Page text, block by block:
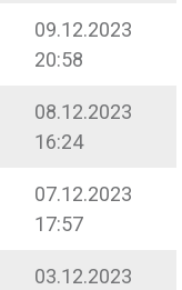
09.12.2023
20:58
08.12.2023
16:24
07.12.2023
17:57
03.12.2023